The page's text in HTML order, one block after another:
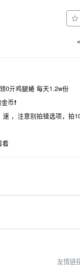
0亓鸡腿蜷 每天1.2w份
币❗
，注意别拍错选项，拍
看
友情链